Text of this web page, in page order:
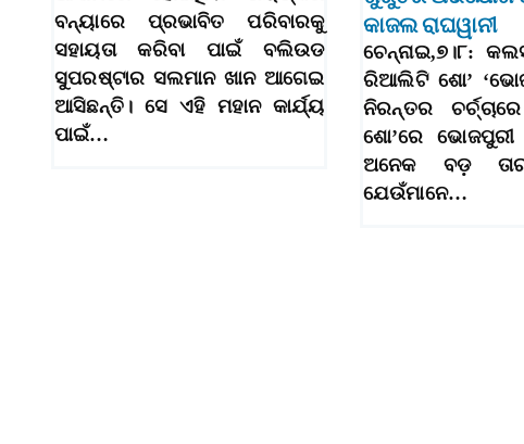
ବନ୍ୟାରେ ପ୍ରଭାବିତ ପରିବାରକୁ
ସହାୟତା କରିବା ପାଇଁ ବଲିଉଡ
ସୁପରଷ୍ଟାର ସଲମାନ ଖାନ ଆଗେଇ
ଆସିଛନ୍ତି। ସେ ଏହି ମହାନ କାର୍ଯ୍ୟ
ପାଇଁ…
କାଜଲ ରାଘୱାନୀ
ଚେନ୍ନାଇ,୭।୮:
ରିଆଲିଟି ଶୋ’
ନିରନ୍ତର
ଶୋ’ରେ
ଅନେକ ବଡ଼
ଯେଉଁମାନେ…